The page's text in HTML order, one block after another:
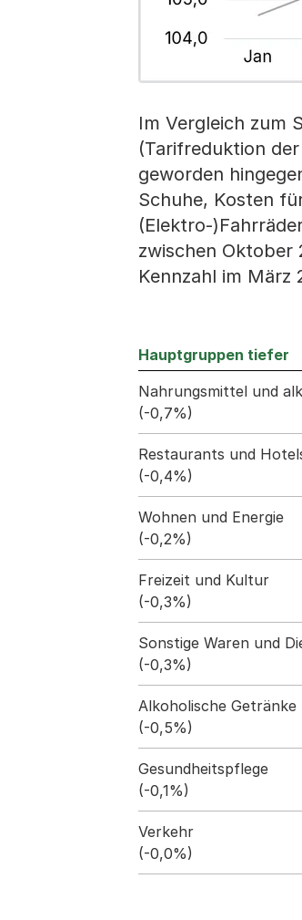
Im Vergleich zum
(Tarifreduktion
geworden
Schuhe, Kosten
(Elektro-
zwischen
Kennzahl im März
Hauptgruppen tiefer
Nahrungsmittel und
(-0,7%)
Restaurants und
(-0,4%)
Wohnen und Energie
(-0,2%)
Freizeit und Kultur
(-0,3%)
Sonstige Waren und
(-0,3%)
Alkoholische Getränke
(-0,5%)
Gesundheitspflege
(-0,1%)
Verkehr
(-0,0%)